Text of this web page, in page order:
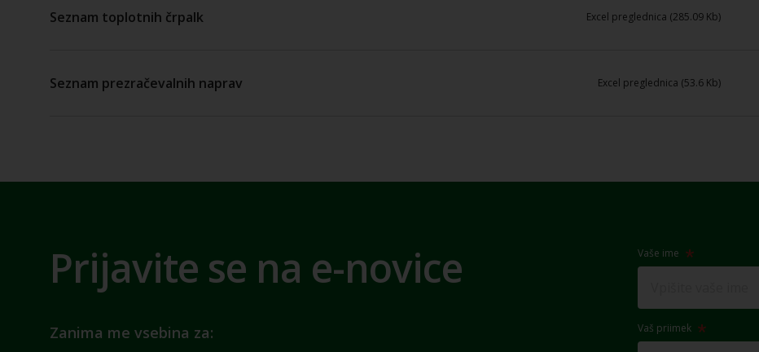
Seznam toplotnih črpalk Excel preglednica (285.09 Kb)
Seznam prezračevalnih naprav Excel preglednica (53.6 Kb)
Prijavite se na e-novice
Zanima me vsebina za:
Vaše ime
Vaš priimek